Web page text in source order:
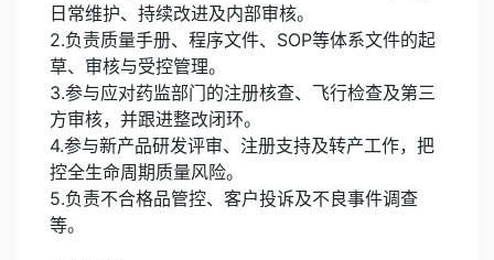
日常维护、持续改进及内部审核。
2.负责质量手册、程序文件、SOP等体系文件的起
草、审核与受控管理。
3.参与应对药监部门的注册核查、飞行检查及第三
方审核，并跟进整改闭环。
4.参与新产品研发评审、注册支持及转产工作，把
控全生命周期质量风险。
5.负责不合格品管控、客户投诉及不良事件调查
等。